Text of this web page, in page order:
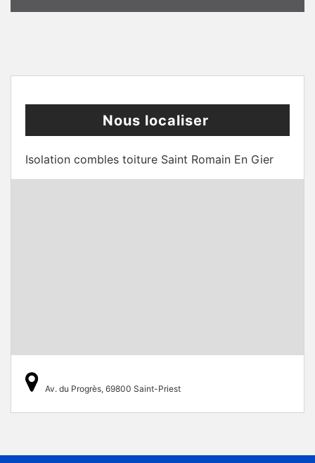
Nous localiser
Isolation combles toiture Saint Romain En Gier
Av. du Progrès, 69800 Saint-Priest